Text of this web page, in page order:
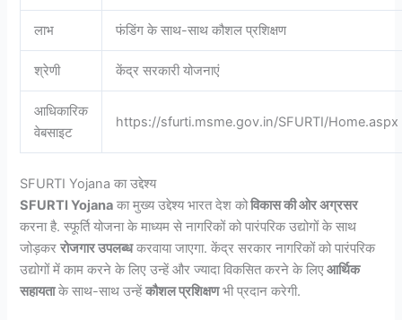
लाभ फंडिंग के साथ-साथ कौशल प्रशिक्षण
श्रेणी केंद्र सरकारी योजनाएं
आधिकारिक
वेबसाइट
https://sfurti.msme.gov.in/SFURTI/Home.aspx
SFURTI Yojana का उद्देश्य
SFURTI Yojana का मुख्य उद्देश्य भारत देश कोविकास की ओर अग्रसर
करना है. स्फूर्ति योजना के माध्यम से नागरिकों को पारंपरिक उद्योगों के साथ
जोड़कररोजगार उपलब्धकरवाया जाएगा. केंद्र सरकार नागरिकों को पारंपरिक
उद्योगों में काम करने के लिए उन्हें और ज्यादा विकसित करने के लिएआर्थिक
सहायताके साथ-साथ उन्हेंकौशल प्रशिक्षणभी प्रदान करेगी.